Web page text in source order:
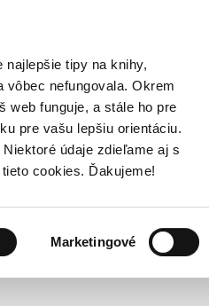
tipy na knihy,
vôbec nefungovala. Okrem
web funguje, a stále ho pre
pre vašu lepšiu orientáciu.
údaje zdieľame aj s
cookies. Ďakujeme!
Marketingové